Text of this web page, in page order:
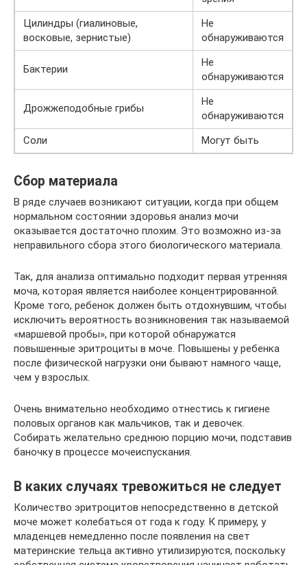
Цилиндры (гиалиновые,
восковые, зернистые)
Не
обнаруживаются
Бактерии
Не
обнаруживаются
Дрожжеподобные грибы
Не
обнаруживаются
Соли
Могут быть
Сбор материала
В ряде случаев возникают ситуации, когда при общем
нормальном состоянии здоровья анализ мочи
оказывается достаточно плохим. Это возможно из-за
неправильного сбора этого биологического материала.
Так, для анализа оптимально подходит первая утренняя
моча, которая является наиболее концентрированной.
Кроме того, ребенок должен быть отдохнувшим, чтобы
исключить вероятность возникновения так называемой
«маршевой пробы», при которой обнаружатся
повышенные эритроциты в моче. Повышены у ребенка
после физической нагрузки они бывают намного чаще,
чем у взрослых.
Очень внимательно необходимо отнестись к гигиене
половых органов как мальчиков, так и девочек.
Собирать желательно среднюю порцию мочи, подставив
баночку в процессе мочеиспускания.
В каких случаях тревожиться не следует
Количество эритроцитов непосредственно в детской
моче может колебаться от года к году. К примеру, у
младенцев немедленно после появления на свет
материнские тельца активно утилизируются, поскольку